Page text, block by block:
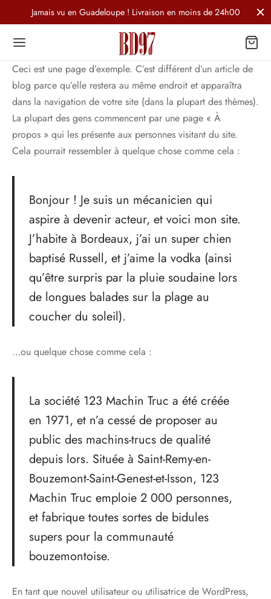
Jamais vu en Guadeloupe ! Livraison en moins de 24h00
Ceci est une page d’exemple. C’est différent d’un article de
blog parce qu’elle restera au même endroit et apparaîtra
dans la navigation de votre site (dans la plupart des thèmes).
La plupart des gens commencent par une page « À
propos » qui les présente aux personnes visitant du site.
Cela pourrait ressembler à quelque chose comme cela :
Bonjour ! Je suis un mécanicien qui
aspire à devenir acteur, et voici mon site.
J’habite à Bordeaux, j’ai un super chien
baptisé Russell, et j’aime la vodka (ainsi
qu’être surpris par la pluie soudaine lors
de longues balades sur la plage au
coucher du soleil).
…ou quelque chose comme cela :
La société 123 Machin Truc a été créée
en 1971, et n’a cessé de proposer au
public des machins-trucs de qualité
depuis lors. Située à Saint-Remy-en-
Bouzemont-Saint-Genest-et-Isson, 123
Machin Truc emploie 2 000 personnes,
et fabrique toutes sortes de bidules
supers pour la communauté
bouzemontoise.
En tant que nouvel utilisateur ou utilisatrice de WordPress,